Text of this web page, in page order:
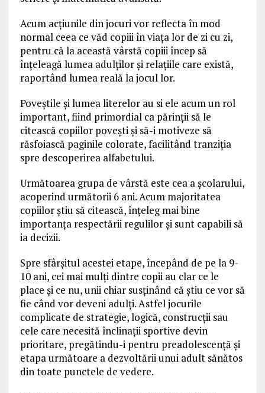
Acum acțiunile din jocuri vor reflecta în mod
normal ceea ce văd copiii în viața lor de zi cu zi,
pentru că la această vârstă copiii încep să
înțeleagă lumea adulților și relațiile care există,
raportând lumea reală la jocul lor.
Poveștile și lumea literelor au si ele acum un rol
important, fiind primordial ca părinții să le
citească copiilor povești și să-i motiveze să
răsfoiască paginile colorate, facilitând tranziția
spre descoperirea alfabetului.
Următoarea grupa de vârstă este cea a școlarului,
acoperind următorii 6 ani. Acum majoritatea
copiilor știu să citească, înțeleg mai bine
importanța respectării regulilor și sunt capabili să
ia decizii.
Spre sfârșitul acestei etape, începând de pe la 9-
10 ani, cei mai mulți dintre copii au clar ce le
place și ce nu, unii chiar susținând că știu ce vor să
fie când vor deveni adulți. Astfel jocurile
complicate de strategie, logică, construcții sau
cele care necesită înclinații sportive devin
prioritare, pregătindu-i pentru preadolescență și
etapa următoare a dezvoltării unui adult sănătos
din toate punctele de vedere.